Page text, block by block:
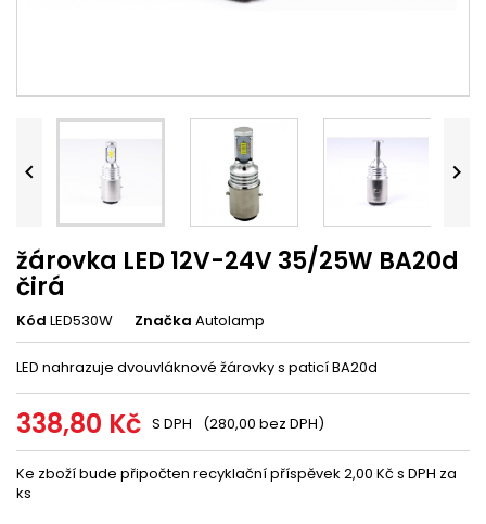
 
žárovka LED 12V-24V 35/25W BA20d
čirá
Kód LED530W Značka Autolamp
LED nahrazuje dvouvláknové žárovky s paticí BA20d
338,80 Kč S DPH (280,00 bez DPH)
Ke zboží bude připočten recyklační příspěvek 2,00 Kč s DPH za
ks